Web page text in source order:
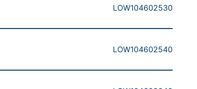
LOW104602530
LOW104602540